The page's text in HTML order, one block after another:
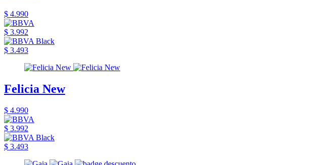
$ 4.990
$ 3.992
$ 3.493
Felicia New
$ 4.990
$ 3.992
$ 3.493